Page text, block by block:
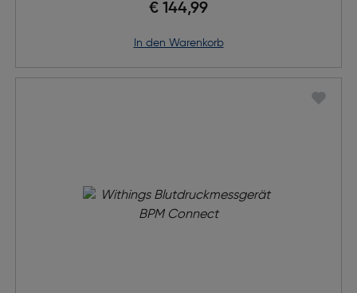
€ 144,99
in den Warenkorb